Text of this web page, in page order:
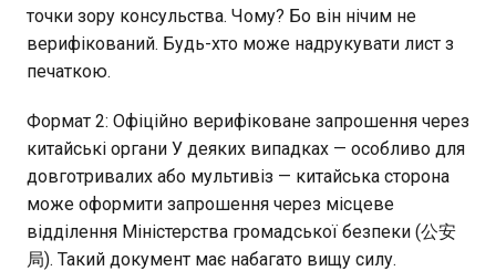
точки зору консульства. Чому? Бо він нічим не
верифікований. Будь-хто може надрукувати лист з
печаткою.
Формат 2: Офіційно верифіковане запрошення через
китайські органи У деяких випадках — особливо для
довготривалих або мультивіз — китайська сторона
може оформити запрошення через місцеве
відділення Міністерства громадської безпеки (公安
局). Такий документ має набагато вищу силу.